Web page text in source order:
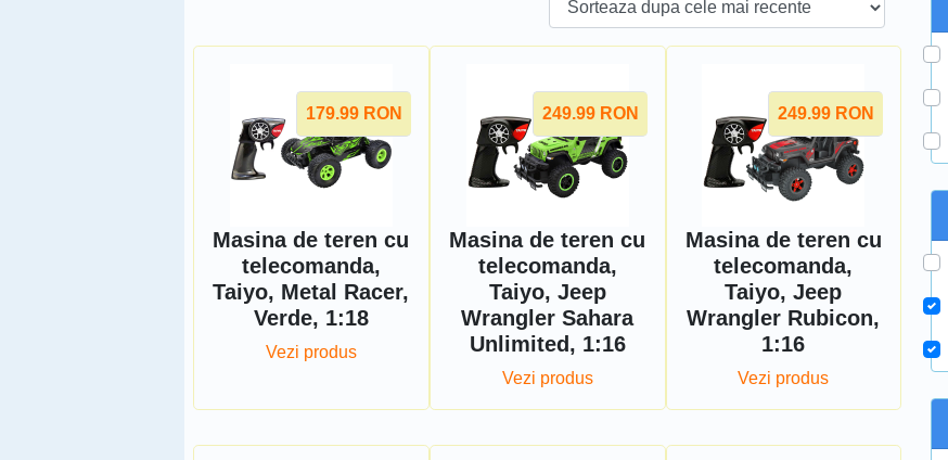
179.99 RON
Masina de teren cu
telecomanda,
Taiyo, Metal Racer,
Verde, 1:18
Vezi produs
249.99 RON
Masina de teren cu
telecomanda,
Taiyo, Jeep
Wrangler Sahara
Unlimited, 1:16
Vezi produs
249.99 RON
Masina de teren cu
telecomanda,
Taiyo, Jeep
Wrangler Rubicon,
1:16
Vezi produs